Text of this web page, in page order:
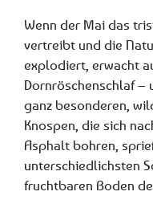
Wenn der Mai das
vertreibt und die
explodiert, erwacht
Dornröschenschlaf –
ganz besonderen,
Knospen, die sich
Asphalt bohren,
unterschiedlichsten
fruchtbaren Boden